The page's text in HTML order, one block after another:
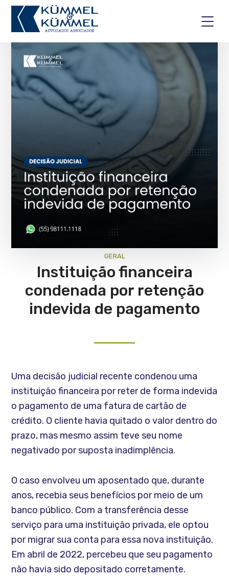
GERAL
Instituição financeira
condenada por retenção
indevida de pagamento
Uma decisão judicial recente condenou uma
instituição financeira por reter de forma indevida
o pagamento de uma fatura de cartão de
crédito. O cliente havia quitado o valor dentro do
prazo, mas mesmo assim teve seu nome
negativado por suposta inadimplência.
O caso envolveu um aposentado que, durante
anos, recebia seus benefícios por meio de um
banco público. Com a transferência desse
serviço para uma instituição privada, ele optou
por migrar sua conta para essa nova instituição.
Em abril de 2022, percebeu que seu pagamento
não havia sido depositado corretamente.